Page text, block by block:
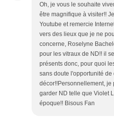
Oh, je vous le souhaite
être magnifique à visiter!!
Youtube et remercie
vers des lieux que je ne
concerne, Roselyne
pour les vitraux de ND!! il
présents donc, pour quoi
sans doute l'opportunité
décor!!Personnellement, je
garder ND telle que Violet
époque!! Bisous Fan